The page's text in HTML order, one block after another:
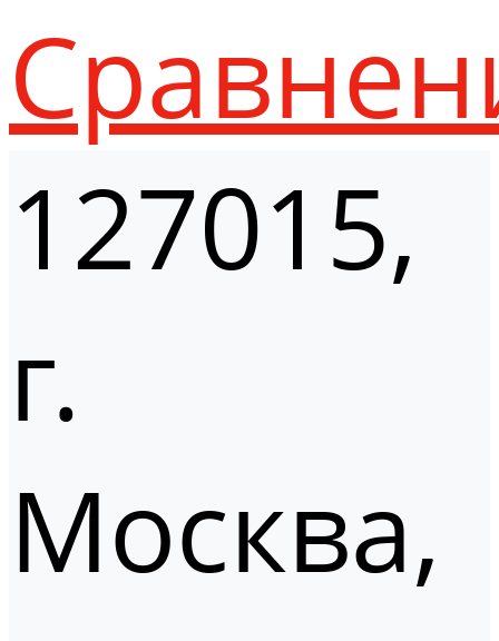
127015,
г.
Москва,